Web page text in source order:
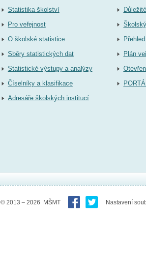
Statistika školství
Pro veřejnost
O školské statistice
Sběry statistických dat
Statistické výstupy a analýzy
Číselníky a klasifikace
Adresáře školských institucí
Plán
© 2013 – 2026 MŠMT Nastavení